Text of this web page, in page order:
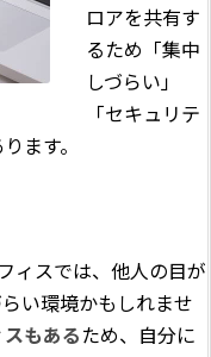
ロアを共有す
るため「集中
しづらい」
「セキュリテ
ます。
ィスでは、他人の目が
い環境かもしれませ
もあるため、自分に